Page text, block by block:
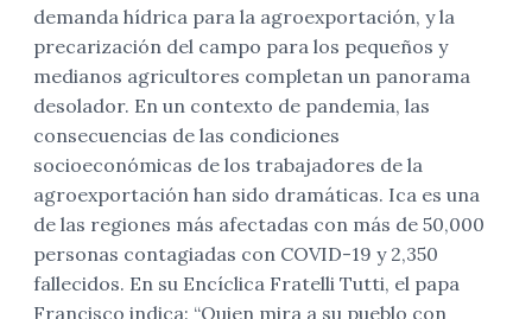
demanda hídrica para la agroexportación, y la
precarización del campo para los pequeños y
medianos agricultores completan un panorama
desolador. En un contexto de pandemia, las
consecuencias de las condiciones
socioeconómicas de los trabajadores de la
agroexportación han sido dramáticas. Ica es una
de las regiones más afectadas con más de 50,000
personas contagiadas con COVID-19 y 2,350
fallecidos. En su Encíclica Fratelli Tutti, el papa
Francisco indica: “Quien mira a su pueblo con